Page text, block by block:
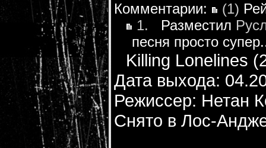
Комментарии:
(1)
1. Разместил
песня просто
Killing Lonelines
Дата выхода:
Режиссер: Нетан
Снято в Лос-